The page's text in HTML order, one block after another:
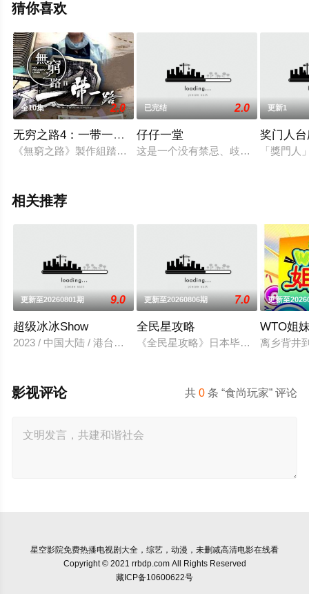
猜你喜欢
全10集 2.0
无穷之路4：一带一路国语
《無窮之路》製作組踏上全新的「出海」征程，我們探索了阿
已完结 2.0
仔仔一堂
这是一个没有禁忌、歧视的全港首个
更新1
奖门人
「獎門
相关推荐
更新至20260801期 9.0
超级冰冰Show
2023 / 中国大陆 / 港台综艺
更新至20260806期 7.0
全民星攻略
《全民星攻略》日本毕业典礼向学
更新至
WTO姐
离乡背井
共0 条 “食尚玩家” 评论
影视评论
星空影院免费热播电视剧大全，综艺，动漫，未删减高清电影在线看
Copyright © 2021 rrbdp.com All Rights Reserved
藏ICP备10600622号